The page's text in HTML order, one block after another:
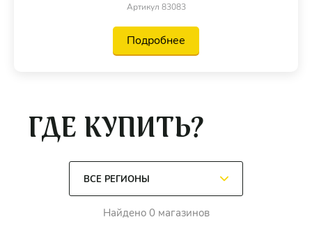
Артикул 83083
Подробнее
ГДЕ КУПИТЬ?
Найдено 0 магазинов